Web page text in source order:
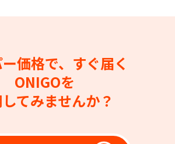
価格で、すぐ届く
ONIGOを
てみませんか？